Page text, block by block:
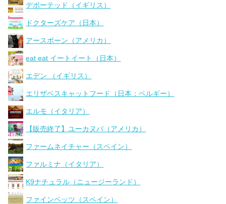
デボーテッド（イギリス）
ドクターズケア（日本）
アースボーン（アメリカ）
eat eat イートイート（日本）
エデン （イギリス）
エリザベスキャットフード（日本：ベルギー）
エルモ（イタリア）
【販売終了】ユーカヌバ（アメリカ）
ファームネイチャー（スペイン）
ファルミナ（イタリア）
K9ナチュラル（ニュージーランド）
ファインペッツ（スペイン）